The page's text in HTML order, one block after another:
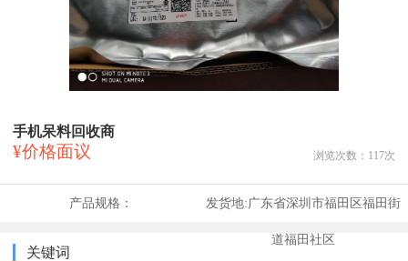
手机呆料回收商
¥价格面议 浏览次数： 117次
产品规格： 发货地:广东省深圳市福田区福田街
道福田社区
关键词